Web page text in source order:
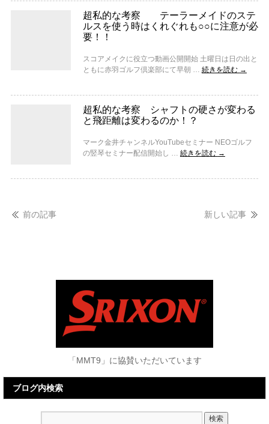
超私的な考察 テーラーメイドのステ
ルスを使う時はくれぐれも○○に注意が必
要！！
スコアメイクに役立つ動画公開開始 土曜日は日の出と
ともに赤羽ゴルフ倶楽部にて早朝 … 続きを読む →
超私的な考察 シャフトの硬さが変わる
と飛距離は変わるのか！？
マーク金井チャンネルYouTubeセミナー NEOゴルフ
の竪琴セミナー配信開始し … 続きを読む →
前の記事 新しい記事
「MMT9」に協賛いただいています
ブログ内検索